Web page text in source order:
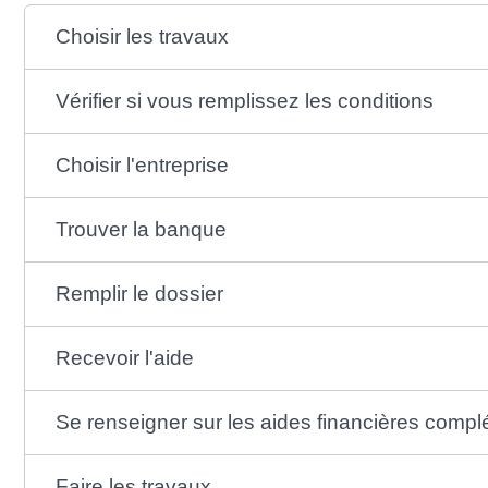
Choisir les travaux
Vérifier si vous remplissez les conditions
Choisir l'entreprise
Trouver la banque
Remplir le dossier
Recevoir l'aide
Se renseigner sur les aides financières